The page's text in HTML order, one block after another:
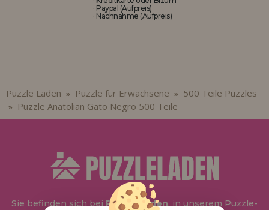
· Paypal (Aufpreis)
· Nachnahme (Aufpreis)
Puzzle Laden » Puzzle für Erwachsene » 500 Teile Puzzles
» Puzzle Anatolian Gato Negro 500 Teile
Sie befinden sich bei Puzzle Laden, in unserem Puzzle-